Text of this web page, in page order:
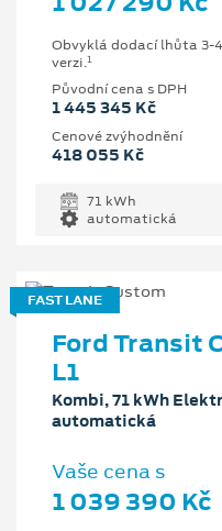
Obvyklá dodací lhůta 3-
verzi.1
Původní cena s DPH
1 445 345 Kč
Cenové zvýhodnění
418 055 Kč
71 kWh
automatická
FAST LANE
Ford Transit
L1
Kombi, 71 kWh
automatická
Vaše cena s
1 039 390 Kč